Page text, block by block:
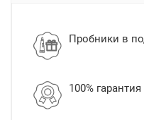
Пробники в
100%